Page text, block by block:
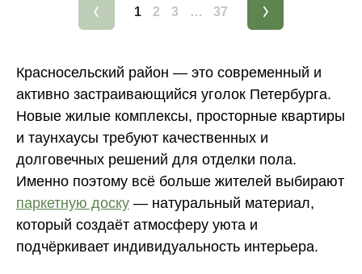
1 2 3 … 37
Красносельский район — это современный и
активно застраивающийся уголок Петербурга.
Новые жилые комплексы, просторные квартиры
и таунхаусы требуют качественных и
долговечных решений для отделки пола.
Именно поэтому всё больше жителей выбирают
паркетную доску — натуральный материал,
который создаёт атмосферу уюта и
подчёркивает индивидуальность интерьера.